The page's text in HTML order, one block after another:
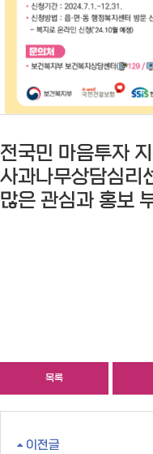
전국민 마음투자
사과나무상담심리
많은 관심과 홍보
목록
이전글